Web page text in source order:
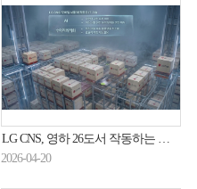
LG CNS, 영하 26도서 작동하는 물류 로봇 공개…북미 시장 공략
2026-04-20